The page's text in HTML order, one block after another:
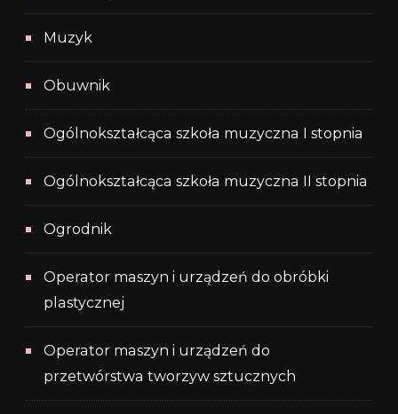
Muzyk
Obuwnik
Ogólnokształcąca szkoła muzyczna I stopnia
Ogólnokształcąca szkoła muzyczna II stopnia
Ogrodnik
Operator maszyn i urządzeń do obróbki
plastycznej
Operator maszyn i urządzeń do
przetwórstwa tworzyw sztucznych